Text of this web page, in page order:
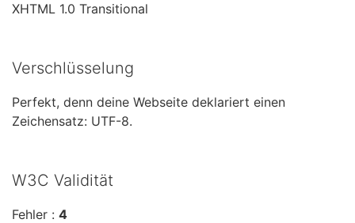
XHTML 1.0 Transitional
Verschlüsselung
Perfekt, denn deine Webseite deklariert einen
Zeichensatz: UTF-8.
W3C Validität
Fehler : 4